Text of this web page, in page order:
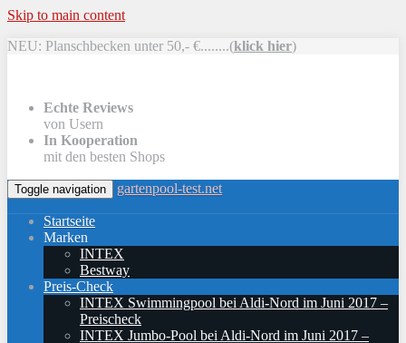
Skip to main content
NEU: Planschbecken unter 50,- €........(klick hier)
Echte Reviews
von Usern
In Kooperation
mit den besten Shops
Toggle navigation gartenpool-test.net
Startseite
Marken
INTEX
Bestway
Preis-Check
INTEX Swimmingpool bei Aldi-Nord im Juni 2017 –
Preischeck
INTEX Jumbo-Pool bei Aldi-Nord im Juni 2017 –